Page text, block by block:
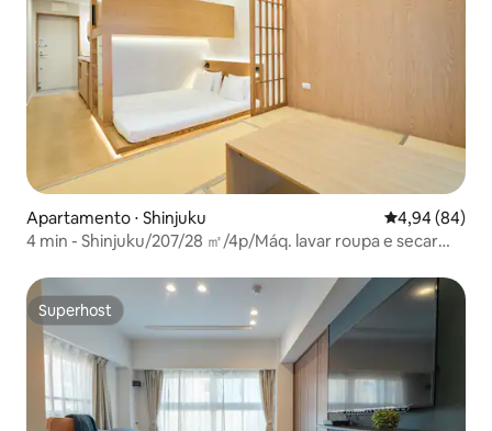
Apartamento ⋅ Shinjuku 4,94 de uma
4,94 (84)
4 min - Shinjuku/207/28 ㎡/4p/Máq. lavar roupa e secar
Superhost
Superhost